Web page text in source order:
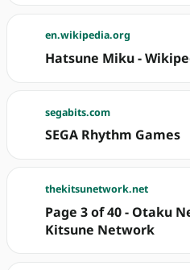
en.wikipedia.org
Hatsune Miku -
segabits.com
SEGA Rhythm Games
thekitsunetwork.net
Page 3 of 40 - Otaku
Kitsune Network